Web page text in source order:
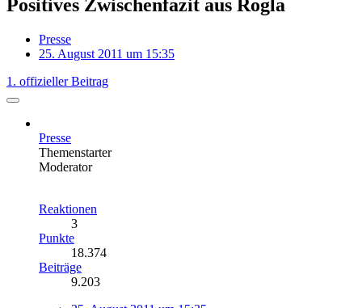
Positives Zwischenfazit aus Rogla
Presse
25. August 2011 um 15:35
1. offizieller Beitrag
Presse
Themenstarter
Moderator
Reaktionen
3
Punkte
18.374
Beiträge
9.203